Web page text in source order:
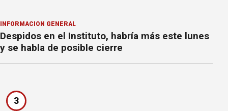
INFORMACION GENERAL
Despidos en el Instituto, habría más este lunes
y se habla de posible cierre
3